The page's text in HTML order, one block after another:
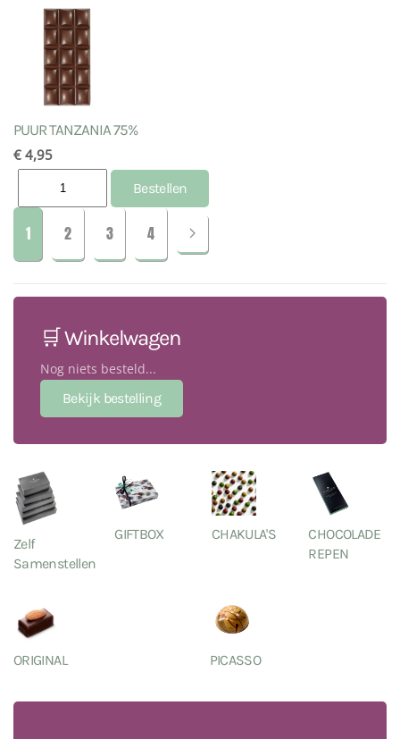
PUUR TANZANIA 75%
€ 4,95
1 2 3 4
🛒 Winkelwagen
Nog niets besteld...
Zelf
Samenstellen
GIFTBOX CHAKULA'S
CHOCOLADE
REPEN
ORIGINAL PICASSO